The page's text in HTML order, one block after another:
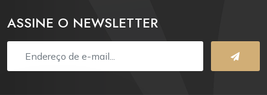
ASSINE O NEWSLETTER